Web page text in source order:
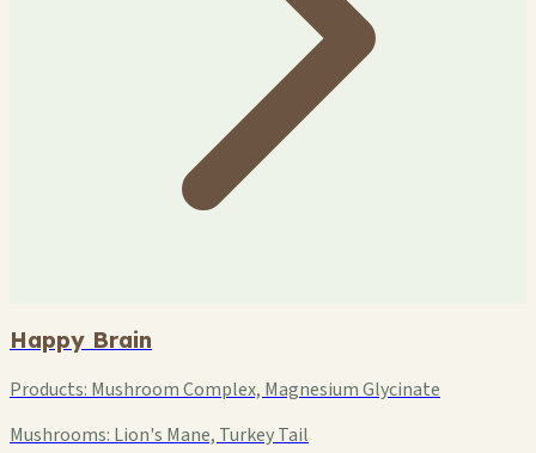
Happy Brain
Products: Mushroom Complex, Magnesium Glycinate
Mushrooms: Lion's Mane, Turkey Tail